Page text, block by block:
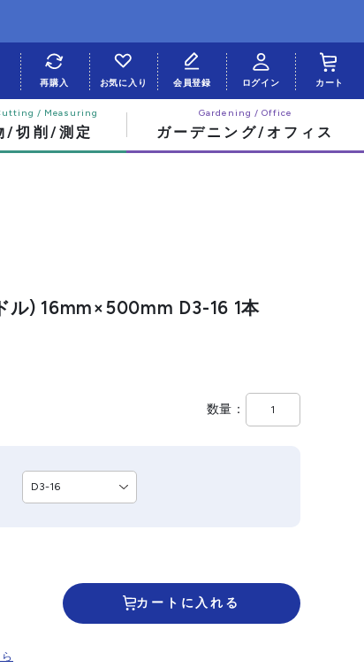
/切削/測定 ガーデニング/オフィス
再購入 お気に入り 会員登録 ログイン カート
ル) 16mm×500mm D3-16 1本
数量
カートに入れる